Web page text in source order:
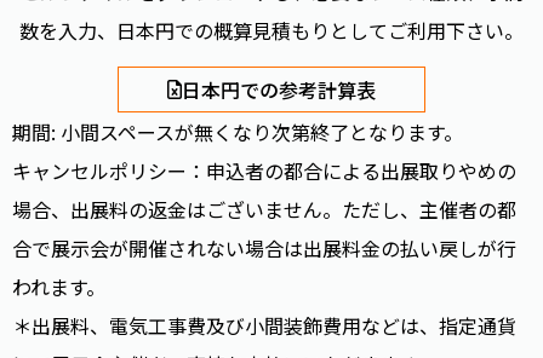
数を入力、日本円での概算見積もりとしてご利用下さい。
日本円での参考計算表
期間: 小間スペースが無くなり次第終了となります。
キャンセルポリシー：申込者の都合による出展取りやめの
場合、出展料の返金はございません。ただし、主催者の都
合で展示会が開催されない場合は出展料金の払い戻しが行
われます。
＊出展料、電気工事費及び小間装飾費用などは、指定通貨